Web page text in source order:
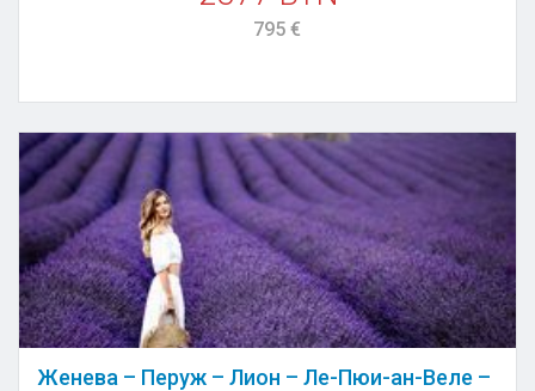
795 €
Женева – Перуж – Лион – Ле-Пюи-ан-Веле –